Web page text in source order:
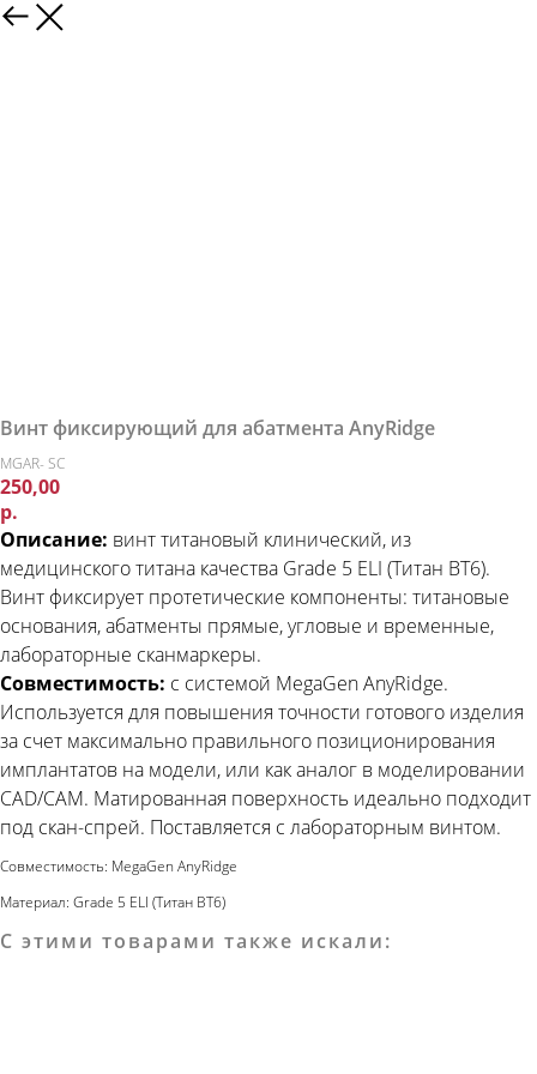
Винт фиксирующий для абатмента AnyRidge
MGAR- SC
250,00
р.
Описание: винт титановый клинический, из
медицинского титана качества Grade 5 ELI (Титан ВТ6).
Винт фиксирует протетические компоненты: титановые
основания, абатменты прямые, угловые и временные,
лабораторные сканмаркеры.
Совместимость: c системой MegaGen AnyRidge.
Используется для повышения точности готового изделия
за счет максимально правильного позиционирования
имплантатов на модели, или как аналог в моделировании
CAD/CAM. Матированная поверхность идеально подходит
под скан-спрей. Поставляется с лабораторным винтом.
Совместимость: MegaGen AnyRidge
Материал: Grade 5 ELI (Титан ВТ6)
С этими товарами также искали: